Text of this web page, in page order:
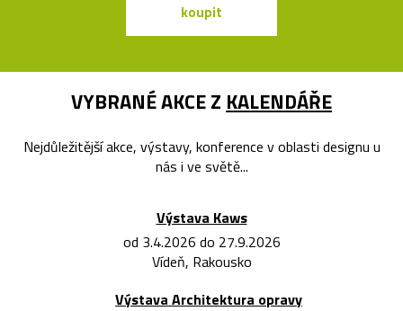
koupit
VYBRANÉ AKCE Z KALENDÁŘE
Nejdůležitější akce, výstavy, konference v oblasti designu u
nás i ve světě...
Výstava Kaws
od 3.4.2026 do 27.9.2026
Vídeň, Rakousko
Výstava Architektura opravy